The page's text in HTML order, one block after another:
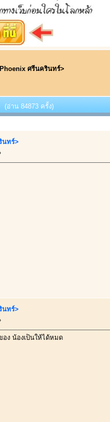
ศรีนครินทร์>
อ่าน 84873 ครั้ง)
นทร์>
นทร์>
ง น้องเป็นให้ได้หมด